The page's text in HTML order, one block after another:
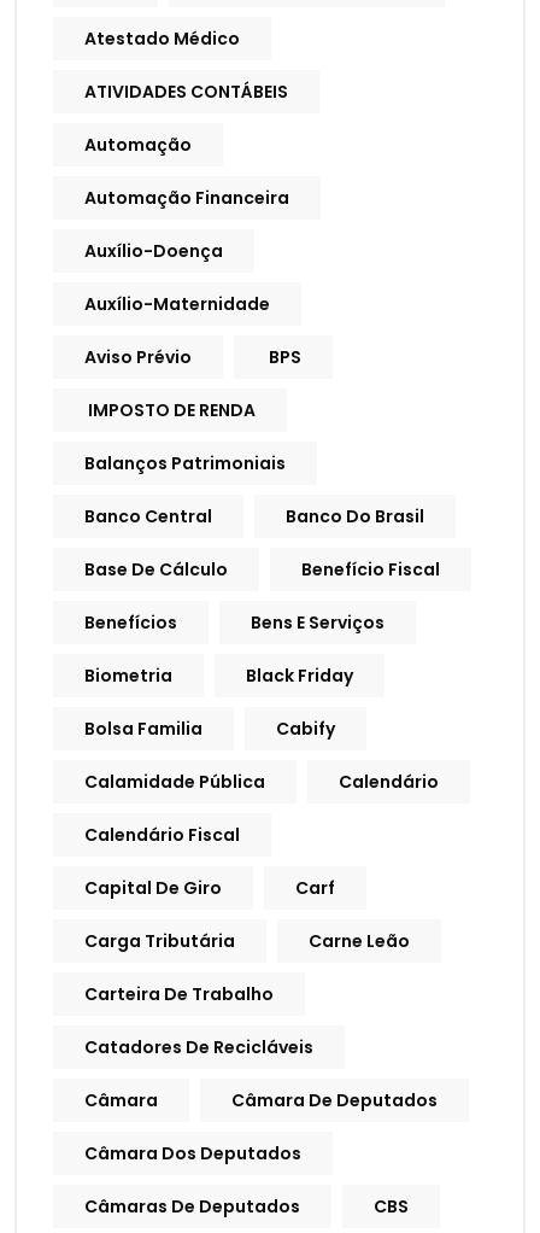
Atestado Médico
ATIVIDADES CONTÁBEIS
Automação
Automação Financeira
Auxílio-Doença
Auxílio-Maternidade
Aviso Prévio BPS
IMPOSTO DE RENDA
Balanços Patrimoniais
Banco Central Banco Do Brasil
Base De Cálculo Benefício Fiscal
Benefícios Bens E Serviços
Biometria Black Friday
Bolsa Familia Cabify
Calamidade Pública Calendário
Calendário Fiscal
Capital De Giro Carf
Carga Tributária Carne Leão
Carteira De Trabalho
Catadores De Recicláveis
Câmara Câmara De Deputados
Câmara Dos Deputados
Câmaras De Deputados CBS